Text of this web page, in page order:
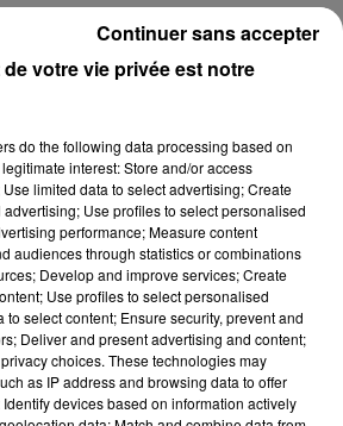
: COMBAT
à 20h30 à la salle André Malraux
chorégraphié. Spectacle-
Armata.
votre vie privée est notre
do the following data processing based on
interest: Store and/or access
limited data to select advertising; Create
Use profiles to select personalised
performance; Measure content
audiences through statistics or combinations
Develop and improve services; Create
Use profiles to select personalised
to select content; Ensure security, prevent and
Deliver and present advertising and content;
choices. These technologies may
as IP address and browsing data to offer
devices based on information actively
Continuer sans accepter